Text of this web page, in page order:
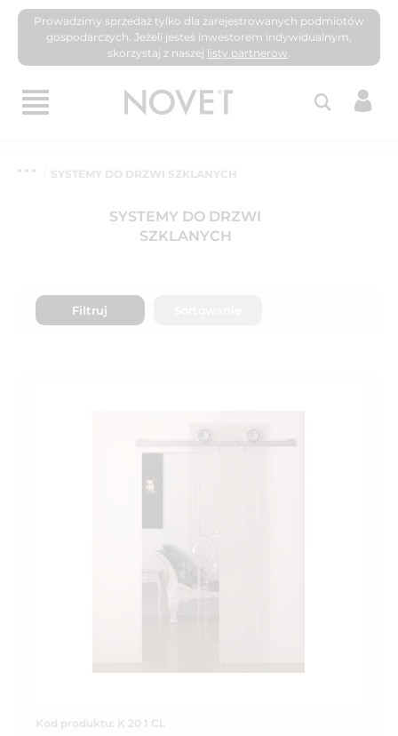
Prowadzimy sprzedaż tylko dla zarejestrowanych podmiotów
gospodarczych. Jeżeli jesteś inwestorem indywidualnym,
skorzystaj z naszej listy partnerów.
SYSTEMY DO DRZWI SZKLANYCH
SYSTEMY DO DRZWI
SZKLANYCH
Filtruj
Kod produktu: K 20 1 CL